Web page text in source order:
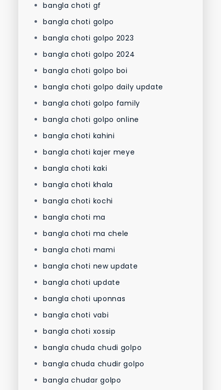
bangla choti gf
bangla choti golpo
bangla choti golpo 2023
bangla choti golpo 2024
bangla choti golpo boi
bangla choti golpo daily update
bangla choti golpo family
bangla choti golpo online
bangla choti kahini
bangla choti kajer meye
bangla choti kaki
bangla choti khala
bangla choti kochi
bangla choti ma
bangla choti ma chele
bangla choti mami
bangla choti new update
bangla choti update
bangla choti uponnas
bangla choti vabi
bangla choti xossip
bangla chuda chudi golpo
bangla chuda chudir golpo
bangla chudar golpo